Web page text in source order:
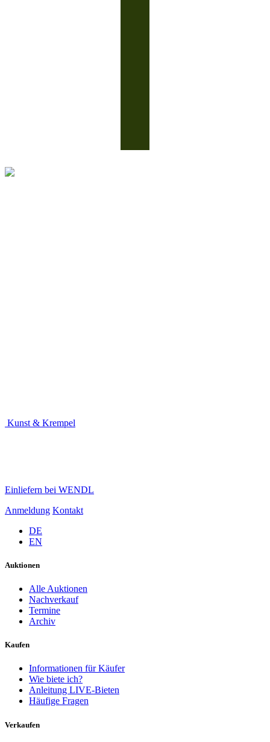
Kunst & Krempel
Einliefern bei WENDL
Anmeldung Kontakt
DE
EN
Auktionen
Alle Auktionen
Nachverkauf
Termine
Archiv
Kaufen
Informationen für Käufer
Wie biete ich?
Anleitung LIVE-Bieten
Häufige Fragen
Verkaufen